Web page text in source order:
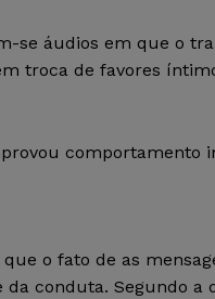
se áudios em que o
troca de favores
comportamento
o fato de as
conduta. Segundo a